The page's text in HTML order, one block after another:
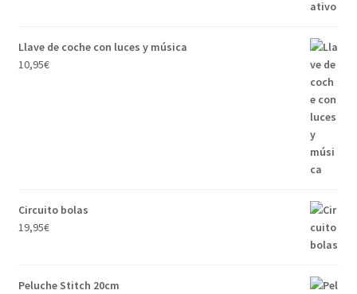
Llave de coche con luces y música
10,95€
Circuito bolas
19,95€
Peluche Stitch 20cm